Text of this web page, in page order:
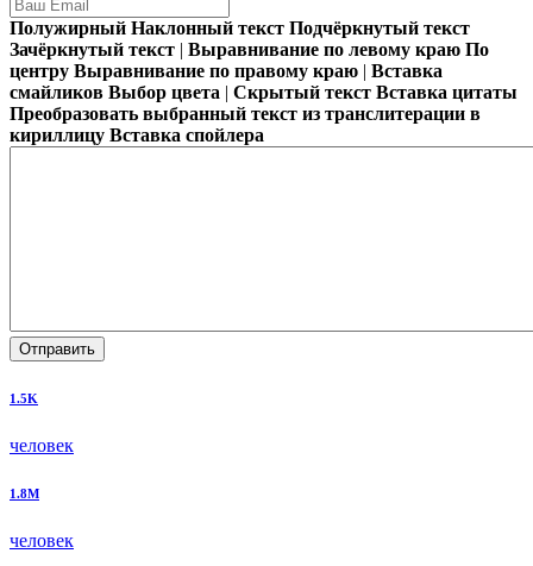
Полужирный Наклонный текст Подчёркнутый текст
Зачёркнутый текст | Выравнивание по левому краю По
центру Выравнивание по правому краю | Вставка
смайликов Выбор цвета | Скрытый текст Вставка цитаты
Преобразовать выбранный текст из транслитерации в
кириллицу Вставка спойлера
Отправить
1.5K
человек
1.8M
человек